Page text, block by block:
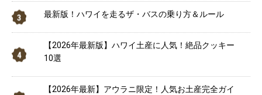
最新版！ハワイを走るザ・バスの乗り方＆ルール
【2026年最新版】ハワイ土産に人気！絶品クッキー
10選
【2026年最新】アウラニ限定！人気お土産完全ガイ